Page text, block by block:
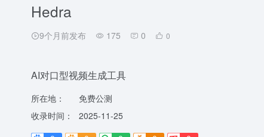
Hedra
9个月前发布 175 0 0
AI对口型视频生成工具
所在地：
免费公测
收录时间：
2025-11-25